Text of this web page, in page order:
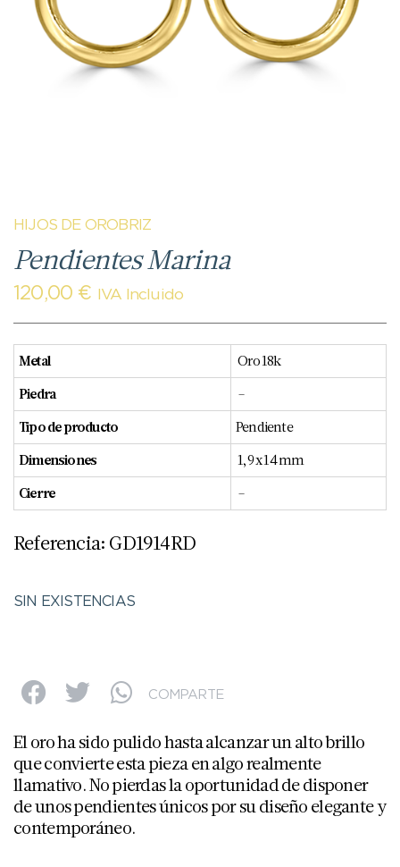
HIJOS DE OROBRIZ
Pendientes Marina
120,00 € IVA Incluido
Metal
Oro 18k
Piedra
–
Tipo de producto
Pendiente
Dimensiones
1,9 x 14 mm
Cierre
–
Referencia: GD1914RD
SIN EXISTENCIAS
COMPARTE
El oro ha sido pulido hasta alcanzar un alto brillo
que convierte esta pieza en algo realmente
llamativo. No pierdas la oportunidad de disponer
de unos pendientes únicos por su diseño elegante y
contemporáneo.